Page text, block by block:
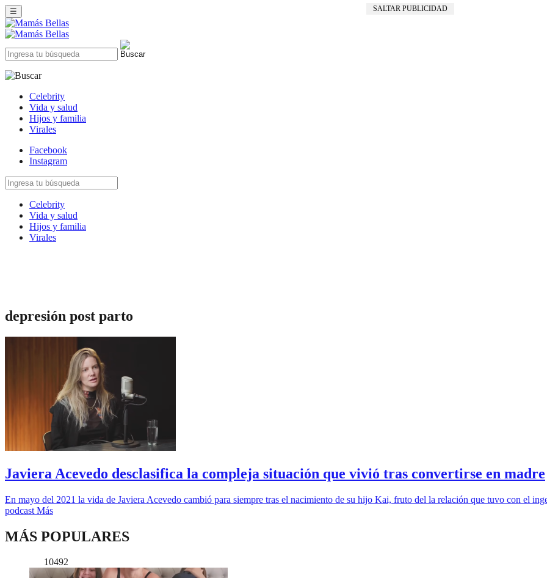
SALTAR PUBLICIDAD
☰
Celebrity
Vida y salud
Hijos y familia
Virales
Facebook
Instagram
Celebrity
Vida y salud
Hijos y familia
Virales
depresión post parto
Javiera Acevedo desclasifica la compleja situación que vivió tras convertirse en madre
En mayo del 2021 la vida de Javiera Acevedo cambió para siempre tras el nacimiento de su hijo Kai, fruto del la relación que tuvo con el
podcast Más
MÁS POPULARES
10492